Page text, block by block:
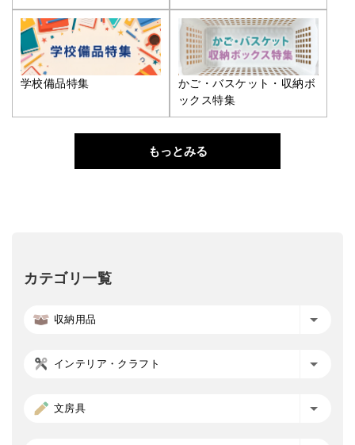
学校備品特集
かご・バスケット・収納ボ
ックス特集
もっとみる
カテゴリ一覧
収納用品
インテリア・クラフト
文房具